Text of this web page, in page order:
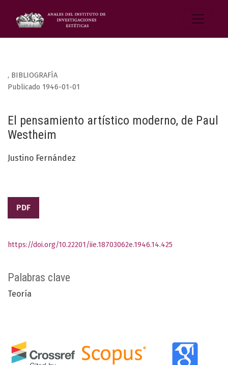
, BIBLIOGRAFÍA
El pensamiento artístico moderno, de Paul
Westheim
Publicado 1946-01-01
Justino Fernández
PDF
Palabras clave
Teoría
https://doi.org/10.22201/iie.18703062e.1946.14.425